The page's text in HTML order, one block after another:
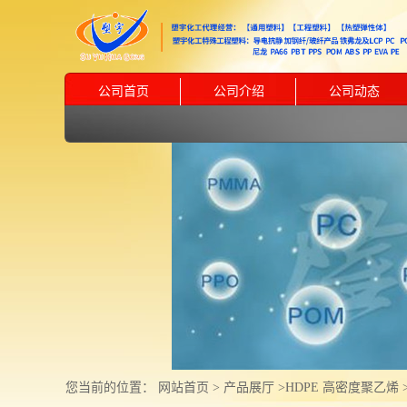
公司首页 公司介绍 公司动态
您当前的位置： 网站首页 > 产品展厅 >HDPE 高密度聚乙烯